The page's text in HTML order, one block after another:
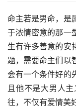
命主若是男命，是
于浓情密意的那一
生有许多善意的安
题，需要命主们以
会有一个条件好的
且他不是大男人
往，不仅有爱情美